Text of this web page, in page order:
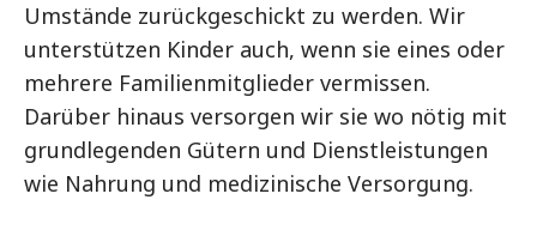
Umstände zurückgeschickt zu werden. Wir
unterstützen Kinder auch, wenn sie eines oder
mehrere Familienmitglieder vermissen.
Darüber hinaus versorgen wir sie wo nötig mit
grundlegenden Gütern und Dienstleistungen
wie Nahrung und medizinische Versorgung.